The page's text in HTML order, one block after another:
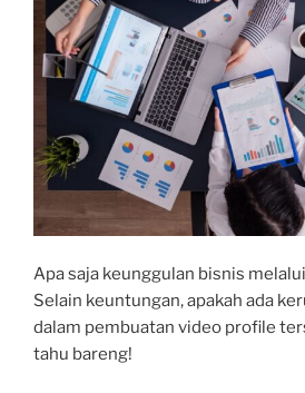
Apa saja keunggulan bisnis
Selain keuntungan, apakah ada
dalam pembuatan video profile
tahu bareng!